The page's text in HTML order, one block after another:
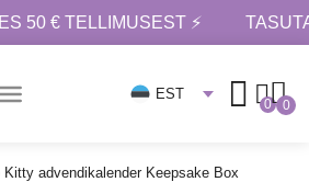
50 € TELLIMUSEST ⚡
EST
0 0
Kitty advendikalender Keepsake Box